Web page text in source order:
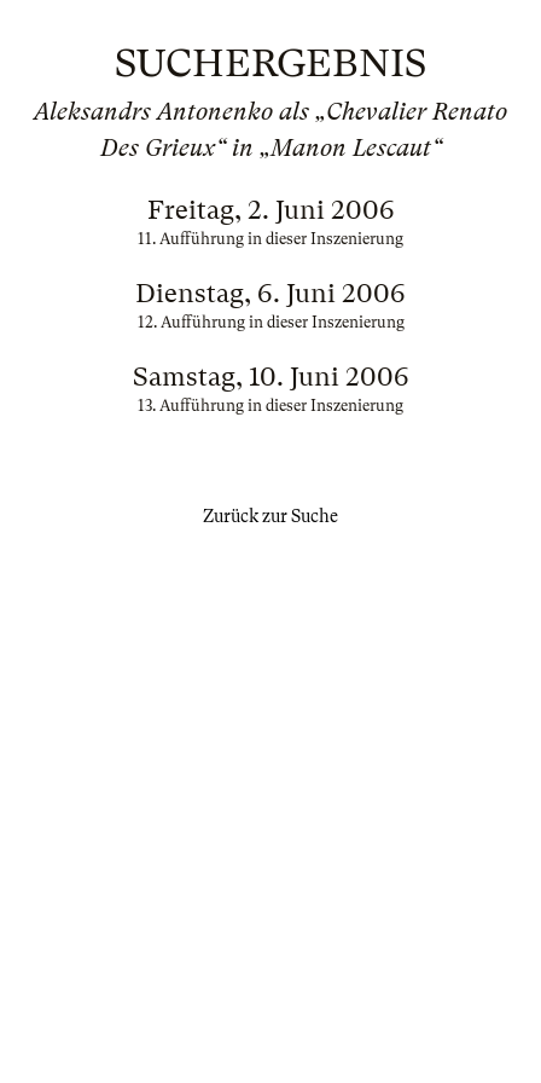
SUCHERGEBNIS
Aleksandrs Antonenko als „Chevalier Renato
Des Grieux“ in „Manon Lescaut“
Freitag, 2. Juni 2006
11. Aufführung in dieser Inszenierung
Dienstag, 6. Juni 2006
12. Aufführung in dieser Inszenierung
Samstag, 10. Juni 2006
13. Aufführung in dieser Inszenierung
Zurück zur Suche